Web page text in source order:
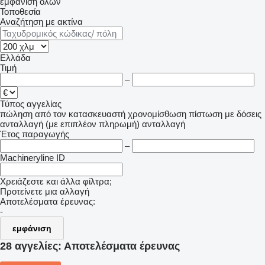
Τοποθεσία
Αναζήτηση με ακτίνα
Ελλάδα
Τιμή
–
Τύπος αγγελίας
πώληση από τον κατασκευαστή χρονομίσθωση πίστωση με δόσεις
ανταλλαγή (με επιπλέον πληρωμή) ανταλλαγή
Έτος παραγωγής
–
Machineryline ID
Χρειάζεστε και άλλα φίλτρα;
Προτείνετε μια αλλαγή
Αποτελέσματα έρευνας:
-
εμφάνιση
28 αγγελίες: Αποτελέσματα έρευνας